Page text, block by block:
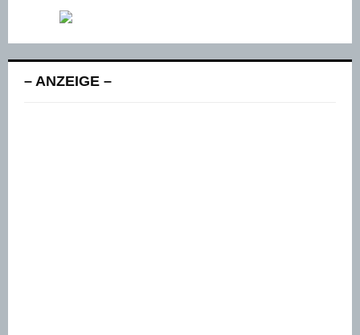
– ANZEIGE –